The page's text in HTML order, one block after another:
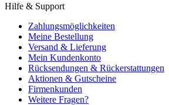
Hilfe & Support
Zahlungsmöglichkeiten
Meine Bestellung
Versand & Lieferung
Mein Kundenkonto
Rücksendungen & Rückerstattungen
Aktionen & Gutscheine
Firmenkunden
Weitere Fragen?